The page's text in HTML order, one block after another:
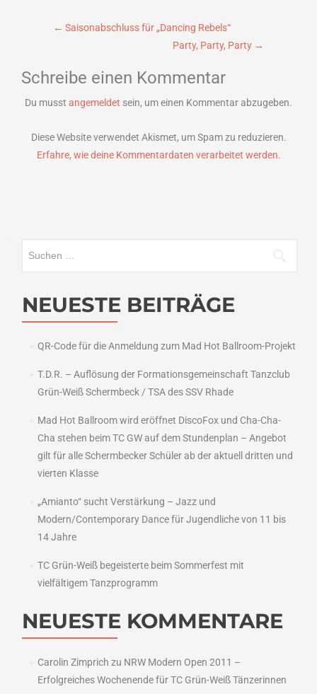
Beitragsnavigation
← Saisonabschluss für „Dancing Rebels“
Party, Party, Party →
Schreibe einen Kommentar
Du musst angemeldet sein, um einen Kommentar abzugeben.
Diese Website verwendet Akismet, um Spam zu reduzieren.
Erfahre, wie deine Kommentardaten verarbeitet werden.
NEUESTE BEITRÄGE
QR-Code für die Anmeldung zum Mad Hot Ballroom-Projekt
T.D.R. – Auflösung der Formationsgemeinschaft Tanzclub
Grün-Weiß Schermbeck / TSA des SSV Rhade
Mad Hot Ballroom wird eröffnet DiscoFox und Cha-Cha-
Cha stehen beim TC GW auf dem Stundenplan – Angebot
gilt für alle Schermbecker Schüler ab der aktuell dritten und
vierten Klasse
„Amianto“ sucht Verstärkung – Jazz und
Modern/Contemporary Dance für Jugendliche von 11 bis
14 Jahre
TC Grün-Weiß begeisterte beim Sommerfest mit
vielfältigem Tanzprogramm
NEUESTE KOMMENTARE
Carolin Zimprich zu NRW Modern Open 2011 –
Erfolgreiches Wochenende für TC Grün-Weiß Tänzerinnen